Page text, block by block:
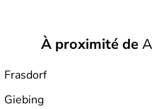
À proximité de
Frasdorf
Giebing